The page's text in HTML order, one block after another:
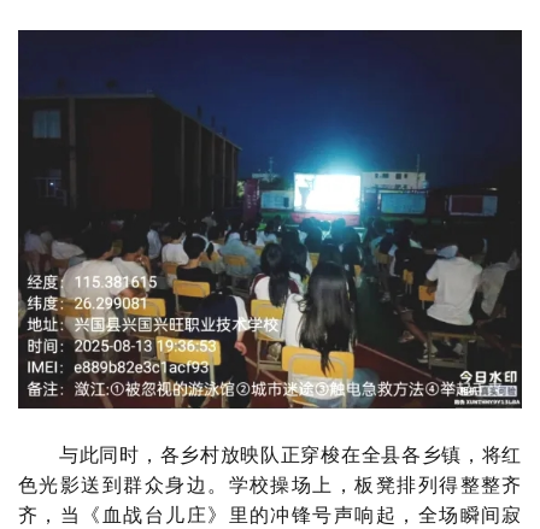
与此同时，各乡村放映队正穿梭在全县各乡镇，将红
色光影送到群众身边。学校操场上，板凳排列得整整齐
齐，当《血战台儿庄》里的冲锋号声响起，全场瞬间寂